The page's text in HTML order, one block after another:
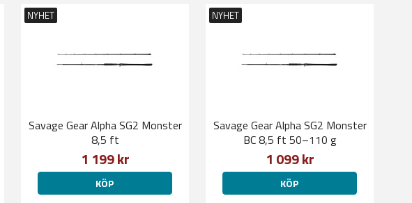
NYHET
Savage Gear Alpha SG2 Monster
8,5 ft
1 199 kr
KÖP
NYHET
Savage Gear Alpha SG2 Monster
BC 8,5 ft 50–110 g
1 099 kr
KÖP